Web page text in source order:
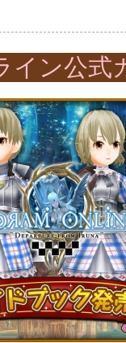
イン公式